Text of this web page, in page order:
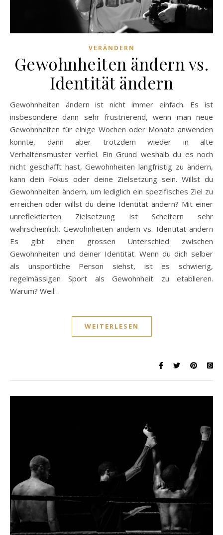
VERÄNDERN
Gewohnheiten ändern vs.
Identität ändern
Gewohnheiten ändern ist nicht immer einfach. Es ist
insbesondere dann sehr frustrierend, wenn man neue
Gewohnheiten für einige Wochen oder Monate anwenden
konnte, dann aber trotzdem wieder in alte
Verhaltensmuster verfiel. Ein Grund weshalb du es noch
nicht geschafft hast, Gewohnheiten langfristig zu ändern,
kann dein Fokus oder deine Zielsetzung sein. Willst du
Gewohnheiten ändern, um lediglich ein spezifisches Ziel zu
erreichen oder willst du deine Identität ändern? Mit einer
unreflektierten Zielsetzung ist Scheitern sehr
wahrscheinlich. Gewohnheiten ändern vs. Identität ändern
Es gibt einen grossen Unterschied zwischen
Gewohnheiten und deiner Identität. Wenn du dich selber
als unsportliche Person siehst, ist es schwierig,
regelmässigen Sport als Gewohnheit zu etablieren.
Warum? Weil…
WEITERLESEN